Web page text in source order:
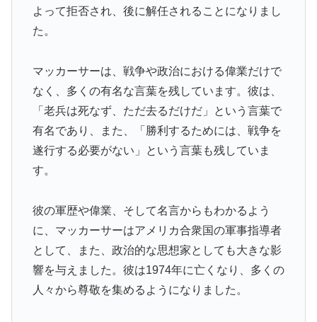
よって拒否され、後に解任されることになりまし
た。
マッカーサーは、戦争や政治における偉業だけで
なく、多くの有名な言葉を残しています。彼は、
「老兵は死なず、ただ去るだけだ」という言葉で
有名であり、また、「勝利するためには、戦争を
遂行する必要がない」という言葉も残していま
す。
彼の軍歴や偉業、そして名言からもわかるよう
に、マッカーサーはアメリカ合衆国の軍事指導者
として、また、政治的な思想家としても大きな影
響を与えました。彼は1974年に亡くなり、多くの
人々から尊敬を集めるようになりました。